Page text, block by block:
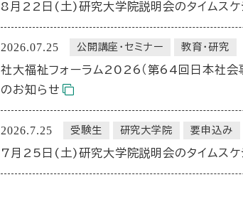
8月22日(土)研究大学院説明会のタイムスケ
2026.07.25 公開講座・セミナー 教育・研究
社大福祉フォーラム2026（第64回日本社会
のお知らせ
2026.7.25 受験生 研究大学院 要申込み
7月25日(土)研究大学院説明会のタイムスケ